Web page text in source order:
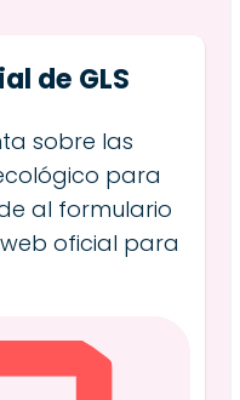
de GLS
sobre las
para
al formulario
oficial para